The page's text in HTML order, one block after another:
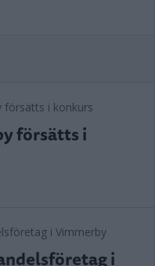
försätts i
i